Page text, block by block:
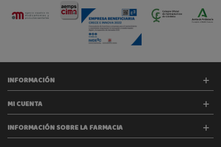
INFORMACIÓN
MI CUENTA
INFORMACIÓN SOBRE LA FARMACIA